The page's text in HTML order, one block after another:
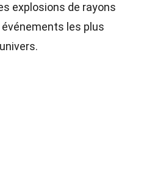
explosions de rayons
les plus